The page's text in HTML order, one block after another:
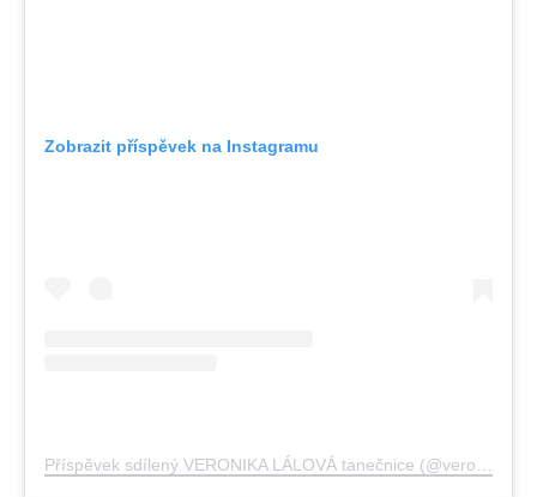
Zobrazit příspěvek na Instagramu